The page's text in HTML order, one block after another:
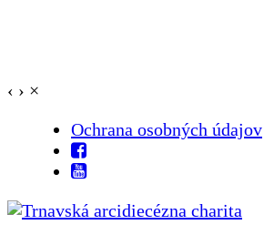
‹ › ×
Ochrana osobných údajov